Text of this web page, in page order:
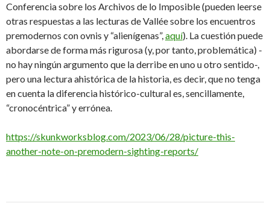
Conferencia sobre los Archivos de lo Imposible (pueden leerse
otras respuestas a las lecturas de Vallée sobre los encuentros
premodernos con ovnis y “alienígenas”,aquí). La cuestión puede
abordarse de forma más rigurosa (y, por tanto, problemática) -
no hay ningún argumento que la derribe en uno u otro sentido-,
pero una lectura ahistórica de la historia, es decir, que no tenga
en cuenta la diferencia histórico-cultural es, sencillamente,
“cronocéntrica” y errónea.
https://skunkworksblog.com/2023/06/28/picture-this-
another-note-on-premodern-sighting-reports/